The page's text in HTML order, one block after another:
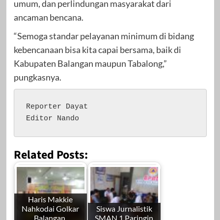
umum, dan perlindungan masyarakat dari
ancaman bencana.
“Semoga standar pelayanan minimum di bidang
kebencanaan bisa kita capai bersama, baik di
Kabupaten Balangan maupun Tabalong,”
pungkasnya.
Reporter Dayat
Editor Nando
Related Posts:
Haris Makkie
Nahkodai Golkar
Balangan,
Siswa Jurnalistik
SMAN 1 Paringin